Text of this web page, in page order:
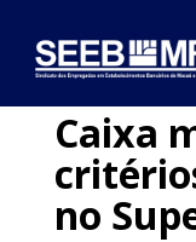
Caixa
no